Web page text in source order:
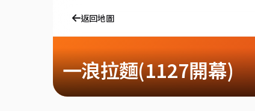
返回地圖
一浪拉麵(1127開幕)